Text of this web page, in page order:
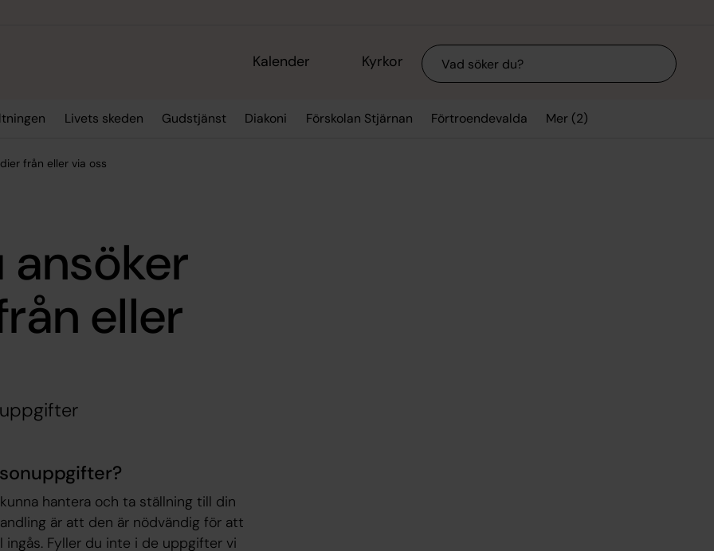
Kalender Kyrkor Sök
Livets skeden Gudstjänst Diakoni Förskolan Stjärnan Förtroendevalda Mer (2)
från eller via oss
ansöker
eller
hantera och ta ställning till din
är att den är nödvändig för att
ingås. Fyller du inte i de uppgifter vi